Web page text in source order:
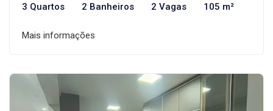
3 Quartos 2 Banheiros 2 Vagas 105 m²
Mais informações